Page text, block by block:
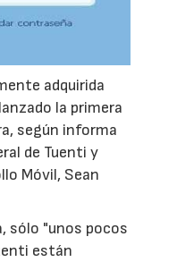
adquirida
la primera
según informa
de Tuenti y
Móvil, Sean
sólo "unos pocos
están